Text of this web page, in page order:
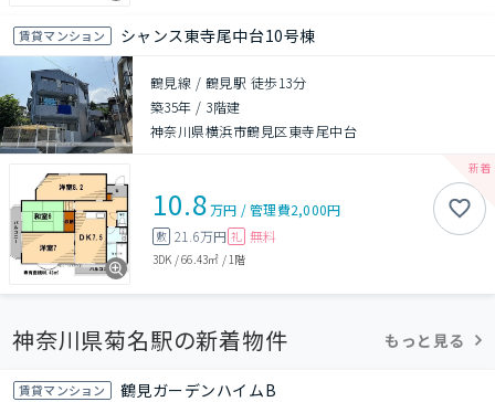
賃貸マンション シャンス東寺尾中台10号棟
鶴見線 / 鶴見駅 徒歩13分
築35年 / 3階建
神奈川県横浜市鶴見区東寺尾中台
10.8万円 /管理費2,000円
敷 21.6万円 礼 無料
3DK /66.43㎡ / 1階
神奈川県菊名駅の新着物件 もっと見る
賃貸マンション 鶴見ガーデンハイムB